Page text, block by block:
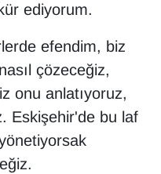
ediyorum.
efendim, biz
çözeceğiz,
onu anlatıyoruz,
Eskişehir'de bu laf